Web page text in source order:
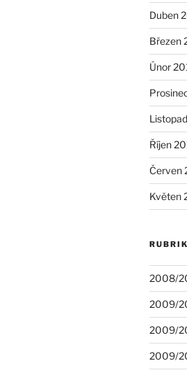
Duben
Březen
Únor
Říjen
Červen
Květen
2008/
2009/
2009/
2009/